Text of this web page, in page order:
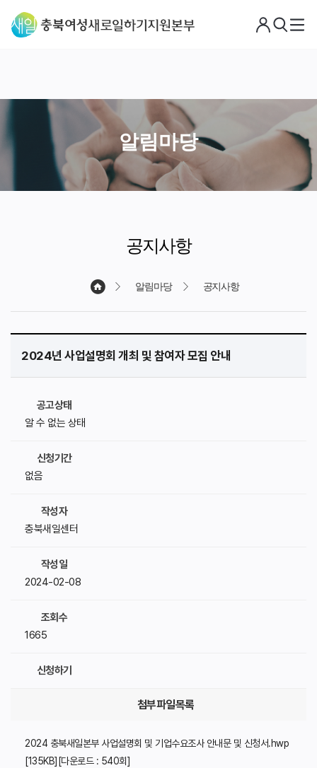
로
검
메
알림마당
공지사항
알림마당 공지사항
2024년 사업설명회 개최 및 참여자 모집 안내
공고상태
알 수 없는 상태
신청기간
없음
작성자
충북새일센터
작성일
2024-02-08
조회수
1665
신청하기
첨부파일목록
2024 충북새일본부 사업설명회 및 기업수요조사 안내문 및 신청서.hwp
[135KB][다운로드 : 540회]